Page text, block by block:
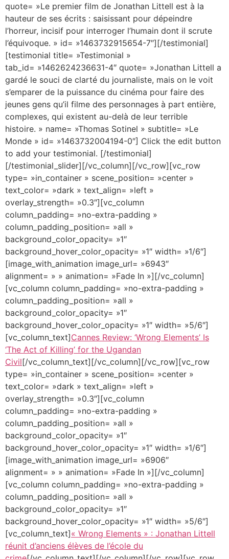
quote= »Le premier film de Jonathan Littell est à la
hauteur de ses écrits : saisissant pour dépeindre
l’horreur, incisif pour interroger l’humain dont il scrute
l’équivoque. » id= »1463732915654-7″][/testimonial]
[testimonial title= »Testimonial »
tab_id= »1462624236631-4″ quote= »Jonathan Littell a
gardé le souci de clarté du journaliste, mais on le voit
s’emparer de la puissance du cinéma pour faire des
jeunes gens qu’il filme des personnages à part entière,
complexes, qui existent au-delà de leur terrible
histoire. » name= »Thomas Sotinel » subtitle= »Le
Monde » id= »1463732004194-0″] Click the edit button
to add your testimonial. [/testimonial]
[/testimonial_slider][/vc_column][/vc_row][vc_row
type= »in_container » scene_position= »center »
text_color= »dark » text_align= »left »
overlay_strength= »0.3″][vc_column
column_padding= »no-extra-padding »
column_padding_position= »all »
background_color_opacity= »1″
background_hover_color_opacity= »1″ width= »1/6″]
[image_with_animation image_url= »6943″
alignment= » » animation= »Fade In »][/vc_column]
[vc_column column_padding= »no-extra-padding »
column_padding_position= »all »
background_color_opacity= »1″
background_hover_color_opacity= »1″ width= »5/6″]
[vc_column_text]Cannes Review: ‘Wrong Elements’ Is
‘The Act of Killing’ for the Ugandan
Civil[/vc_column_text][/vc_column][/vc_row][vc_row
type= »in_container » scene_position= »center »
text_color= »dark » text_align= »left »
overlay_strength= »0.3″][vc_column
column_padding= »no-extra-padding »
column_padding_position= »all »
background_color_opacity= »1″
background_hover_color_opacity= »1″ width= »1/6″]
[image_with_animation image_url= »6906″
alignment= » » animation= »Fade In »][/vc_column]
[vc_column column_padding= »no-extra-padding »
column_padding_position= »all »
background_color_opacity= »1″
background_hover_color_opacity= »1″ width= »5/6″]
[vc_column_text]« Wrong Elements » : Jonathan Littell
réunit d’anciens élèves de l’école du